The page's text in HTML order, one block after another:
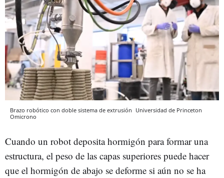
Brazo robótico con doble sistema de extrusión Universidad de Princeton
Omicrono
Cuando un robot deposita hormigón para formar una
estructura, el peso de las capas superiores puede hacer
que el hormigón de abajo se deforme si aún no se ha